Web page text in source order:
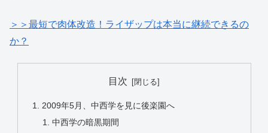
＞＞最短で肉体改造！ライザップは本当に継続できるの
か？
目次
2009年5月、中西学を見に後楽園へ
中西学の暗黒期間